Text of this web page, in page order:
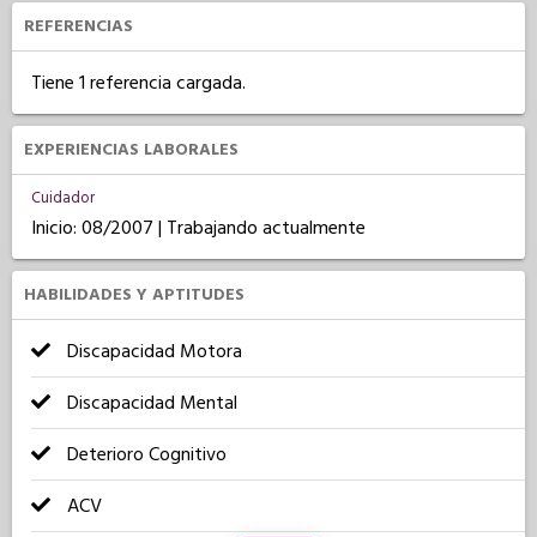
REFERENCIAS
Tiene 1 referencia cargada.
EXPERIENCIAS LABORALES
Cuidador
Inicio: 08/2007 | Trabajando actualmente
HABILIDADES Y APTITUDES
Discapacidad Motora
Discapacidad Mental
Deterioro Cognitivo
ACV